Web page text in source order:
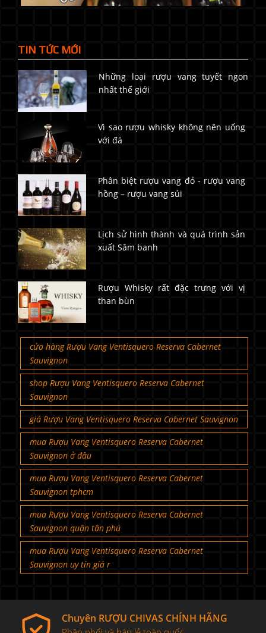
TIN TỨC MỚI
Những loại rượu vang tuyết ngon
nhất thế giới
Vì sao rượu whisky không nên uống
với đá
Phân biệt rượu vang đỏ - rượu vang
hồng – rượu vang sủi
Lịch sử hình thành và quá trình sản
xuất Sâm banh
Rượu Whisky rất đặc trưng với vị
than bùn
cửa hàng Rượu Vang Ventisquero Reserva Cabernet
Sauvignon
shop Rượu Vang Ventisquero Reserva Cabernet
Sauvignon
giá Rượu Vang Ventisquero Reserva Cabernet Sauvignon
mua Rượu Vang Ventisquero Reserva Cabernet
Sauvignon ở đâu
mua Rượu Vang Ventisquero Reserva Cabernet
Sauvignon tphcm
mua Rượu Vang Ventisquero Reserva Cabernet
Sauvignon quận tân phú
mua Rượu Vang Ventisquero Reserva Cabernet
Sauvignon uy tín giá r
Chuyên RƯỢU CHIVAS CHÍNH HÃNG